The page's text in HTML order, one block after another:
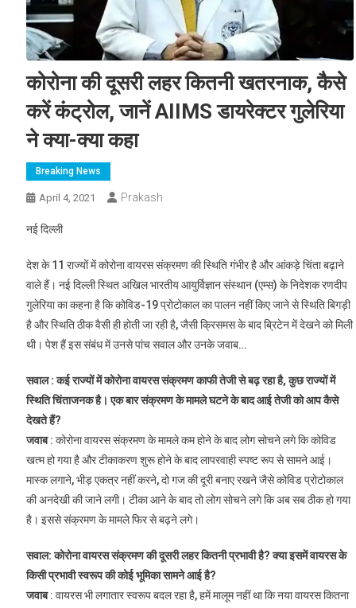
कोरोना की दूसरी लहर कितनी खतरनाक, कैसे
करें कंट्रोल, जानें AIIMS डायरेक्टर गुलेरिया
ने क्या-क्या कहा
Breaking News
April 4, 2021 Prakash
नई दिल्ली
देश के 11 राज्यों में कोरोना वायरस संक्रमण की स्थिति गंभीर है और आंकड़े चिंता बढ़ाने
वाले हैं। नई दिल्ली स्थित अखिल भारतीय आयुर्विज्ञान संस्थान (एम्स) के निदेशक रणदीप
गुलेरिया का कहना है कि कोविड-19 प्रोटोकाल का पालन नहीं किए जाने से स्थिति बिगड़ी
है और स्थिति ठीक वैसी ही होती जा रही है, जैसी क्रिसमस के बाद ब्रिटेन में देखने को मिली
थी। पेश हैं इस संबंध में उनसे पांच सवाल और उनके जवाब…
सवाल : कई राज्यों में कोरोना वायरस संक्रमण काफी तेजी से बढ़ रहा है, कुछ राज्यों में
स्थिति चिंताजनक है। एक बार संक्रमण के मामले घटने के बाद आई तेजी को आप कैसे
देखते हैं?
जवाब: कोरोना वायरस संक्रमण के मामले कम होने के बाद लोग सोचने लगे कि कोविड
खत्म हो गया है और टीकाकरण शुरू होने के बाद लापरवाही स्पष्ट रूप से सामने आई।
मास्क लगाने, भीड़ एकत्र नहीं करने, दो गज की दूरी बनाए रखने जैसे कोविड प्रोटोकाल
की अनदेखी की जाने लगी। टीका आने के बाद तो लोग सोचने लगे कि अब सब ठीक हो गया
है। इससे संक्रमण के मामले फिर से बढ़ने लगे।
सवाल: कोरोना वायरस संक्रमण की दूसरी लहर कितनी प्रभावी है? क्या इसमें वायरस के
किसी प्रभावी स्वरूप की कोई भूमिका सामने आई है?
जवाब: वायरस भी लगातार स्वरूप बदल रहा है, हमें मालूम नहीं था कि नया वायरस कितना